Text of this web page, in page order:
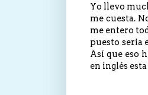
Yo llevo
me cuesta.
me entero
puesto seria
Así que eso
en inglés